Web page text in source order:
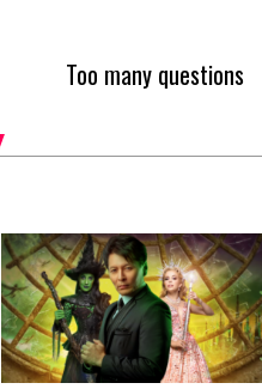
Too many questions